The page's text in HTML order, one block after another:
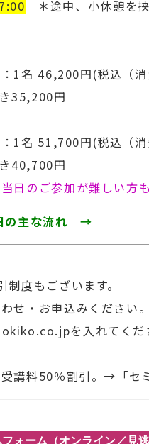
＊途中、小休憩を挟
1名 46,200円(税込（
35,200円
1名 51,700円(税込（
40,700円
日のご参加が難しい方
の主な流れ →
制度もございます。
せ・お申込みください。
を入れてくだ
講料50％割引。→「セ